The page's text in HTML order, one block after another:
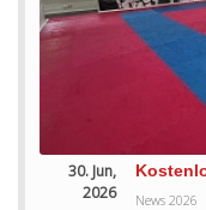
30. Jun,
2026
News 2026